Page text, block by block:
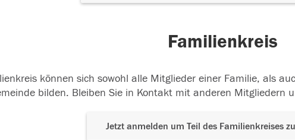
Familienkreis
können sich sowohl alle Mitglieder einer Familie, als
bilden. Bleiben Sie in Kontakt mit anderen Mitgliedern
Jetzt anmelden um Teil des Familienkreises